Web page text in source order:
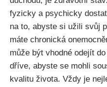
fyzicky a psychicky
na to, abyste si užili svůj
máte chronická
může být vhodné odejít
dříve, abyste se mohli
kvalitu života. Vždy je